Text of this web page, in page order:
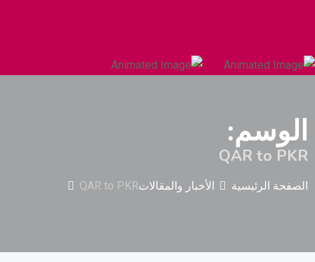
الوسم:
QAR to PKR
الصفحة الرئيسية الأخبار والمقالاتQAR to PKR